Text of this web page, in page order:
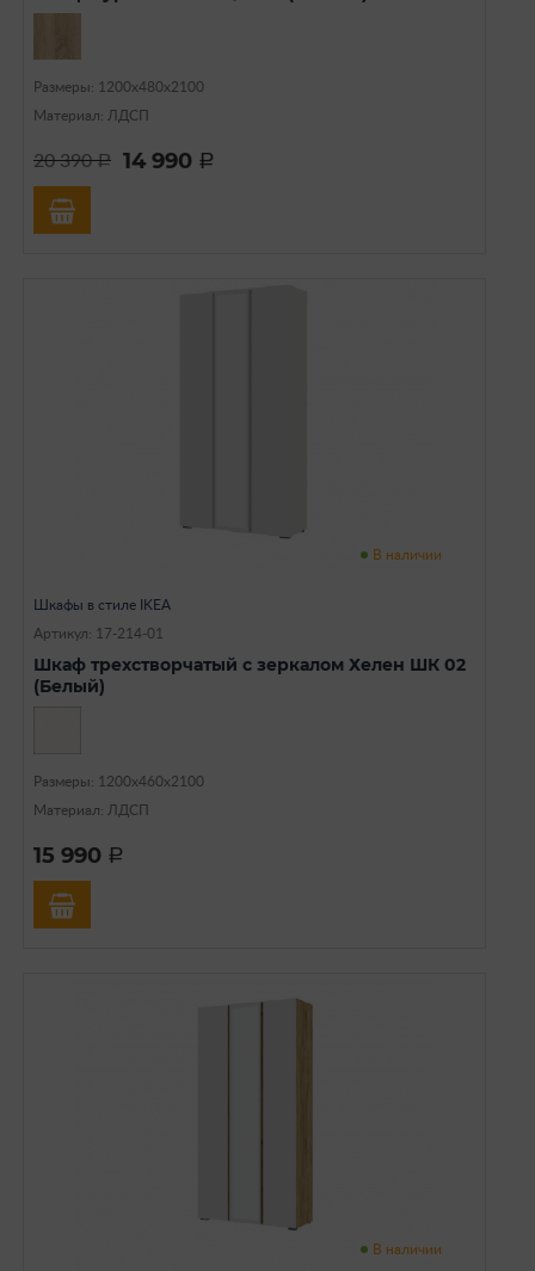
Размеры: 1200х480х2100
Материал: ЛДСП
20 390a 14 990 a
В наличии
Шкафы в стиле IKEA
Артикул: 17-214-01
Шкаф трехстворчатый с зеркалом Хелен ШК 02
(Белый)
Размеры: 1200х460х2100
Материал: ЛДСП
15 990 a
В наличии